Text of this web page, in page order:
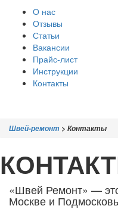
О нас
Отзывы
Статьи
Вакансии
Прайс-лист
Инструкции
Контакты
Швей-ремонт > Контакты
«Швей Ремонт» —
Москве и